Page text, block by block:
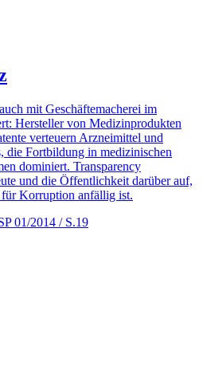
mit Geschäftemacherei im
Hersteller von Medizinprodukten
verteuern Arzneimittel und
die Fortbildung in medizinischen
dominiert. Transparency
und die Öffentlichkeit darüber auf,
für Korruption anfällig ist.
01/2014 / S.19